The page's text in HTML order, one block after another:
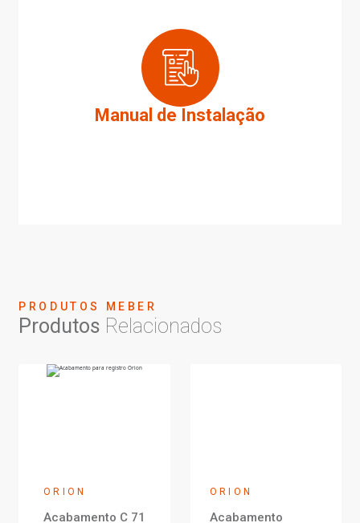
Manual de Instalação
PRODUTOS MEBER
Produtos Relacionados
ORION
Acabamento C 71
ORION
Acabamento